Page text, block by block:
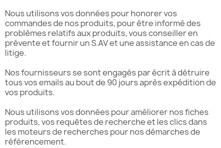
Nous utilisons vos données pour honorer vos
commandes de nos produits, pour être informé des
problèmes relatifs aux produits, vous conseiller en
prévente et fournir un S.AV et une assistance en cas de
litige.
Nos fournisseurs se sont engagés par écrit à détruire
tous vos emails au bout de 90 jours après expédition de
vos produits.
Nous utilisons vos données pour améliorer nos fiches
produits, vos requêtes de recherche et les clics dans
les moteurs de recherches pour nos démarches de
référencement.